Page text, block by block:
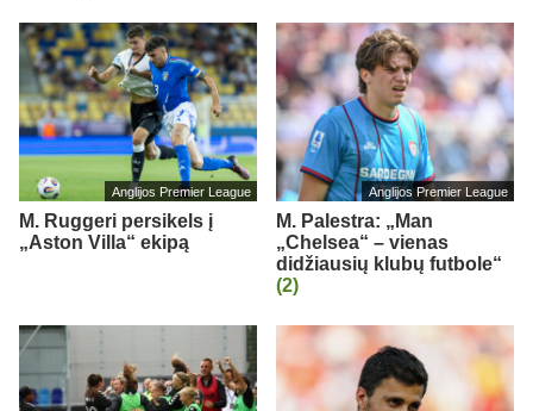
Anglijos Premier League
M. Ruggeri persikels į
„Aston Villa“ ekipą
Anglijos Premier League
M. Palestra: „Man
„Chelsea“ – vienas
didžiausių klubų futbole“
(2)